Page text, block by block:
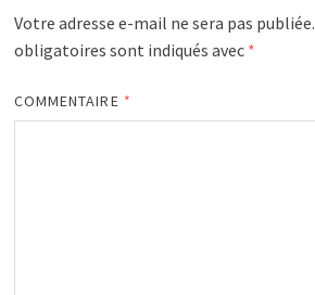
Votre adresse e-mail ne sera pas publiée.
obligatoires sont indiqués avec *
COMMENTAIRE *